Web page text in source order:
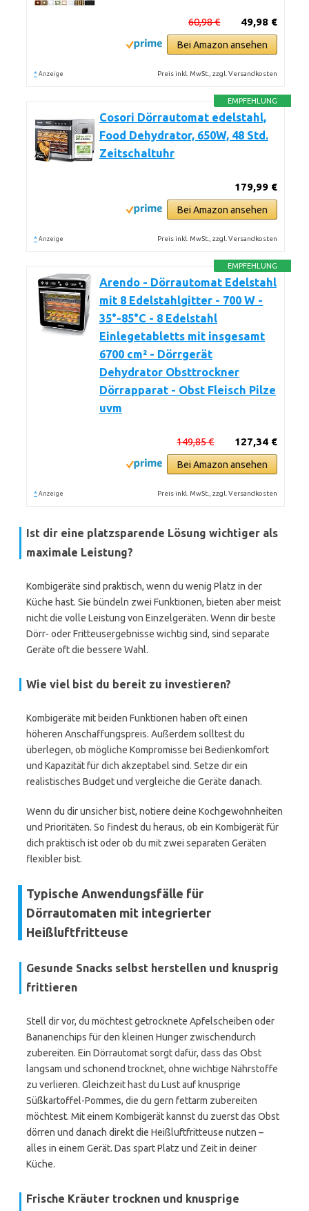
49,98 €
60,98 €
Bei Amazon ansehen
* Anzeige Preis inkl. MwSt., zzgl. Versandkosten
EMPFEHLUNG
Cosori Dörrautomat edelstahl,
Food Dehydrator, 650W, 48 Std.
Zeitschaltuhr
179,99 €
Bei Amazon ansehen
* Anzeige Preis inkl. MwSt., zzgl. Versandkosten
EMPFEHLUNG
Arendo - Dörrautomat Edelstahl
mit 8 Edelstahlgitter - 700 W -
35°-85°C - 8 Edelstahl
Einlegetabletts mit insgesamt
6700 cm² - Dörrgerät
Dehydrator Obsttrockner
Dörrapparat - Obst Fleisch Pilze
uvm
127,34 €
149,85 €
Bei Amazon ansehen
* Anzeige Preis inkl. MwSt., zzgl. Versandkosten
Ist dir eine platzsparende Lösung wichtiger als
maximale Leistung?
Kombigeräte sind praktisch, wenn du wenig Platz in der
Küche hast. Sie bündeln zwei Funktionen, bieten aber meist
nicht die volle Leistung von Einzelgeräten. Wenn dir beste
Dörr- oder Fritteusergebnisse wichtig sind, sind separate
Geräte oft die bessere Wahl.
Wie viel bist du bereit zu investieren?
Kombigeräte mit beiden Funktionen haben oft einen
höheren Anschaffungspreis. Außerdem solltest du
überlegen, ob mögliche Kompromisse bei Bedienkomfort
und Kapazität für dich akzeptabel sind. Setze dir ein
realistisches Budget und vergleiche die Geräte danach.
Wenn du dir unsicher bist, notiere deine Kochgewohnheiten
und Prioritäten. So findest du heraus, ob ein Kombigerät für
dich praktisch ist oder ob du mit zwei separaten Geräten
flexibler bist.
Typische Anwendungsfälle für
Dörrautomaten mit integrierter
Heißluftfritteuse
Gesunde Snacks selbst herstellen und knusprig
frittieren
Stell dir vor, du möchtest getrocknete Apfelscheiben oder
Bananenchips für den kleinen Hunger zwischendurch
zubereiten. Ein Dörrautomat sorgt dafür, dass das Obst
langsam und schonend trocknet, ohne wichtige Nährstoffe
zu verlieren. Gleichzeit hast du Lust auf knusprige
Süßkartoffel-Pommes, die du gern fettarm zubereiten
möchtest. Mit einem Kombigerät kannst du zuerst das Obst
dörren und danach direkt die Heißluftfritteuse nutzen –
alles in einem Gerät. Das spart Platz und Zeit in deiner
Küche.
Frische Kräuter trocknen und knusprige